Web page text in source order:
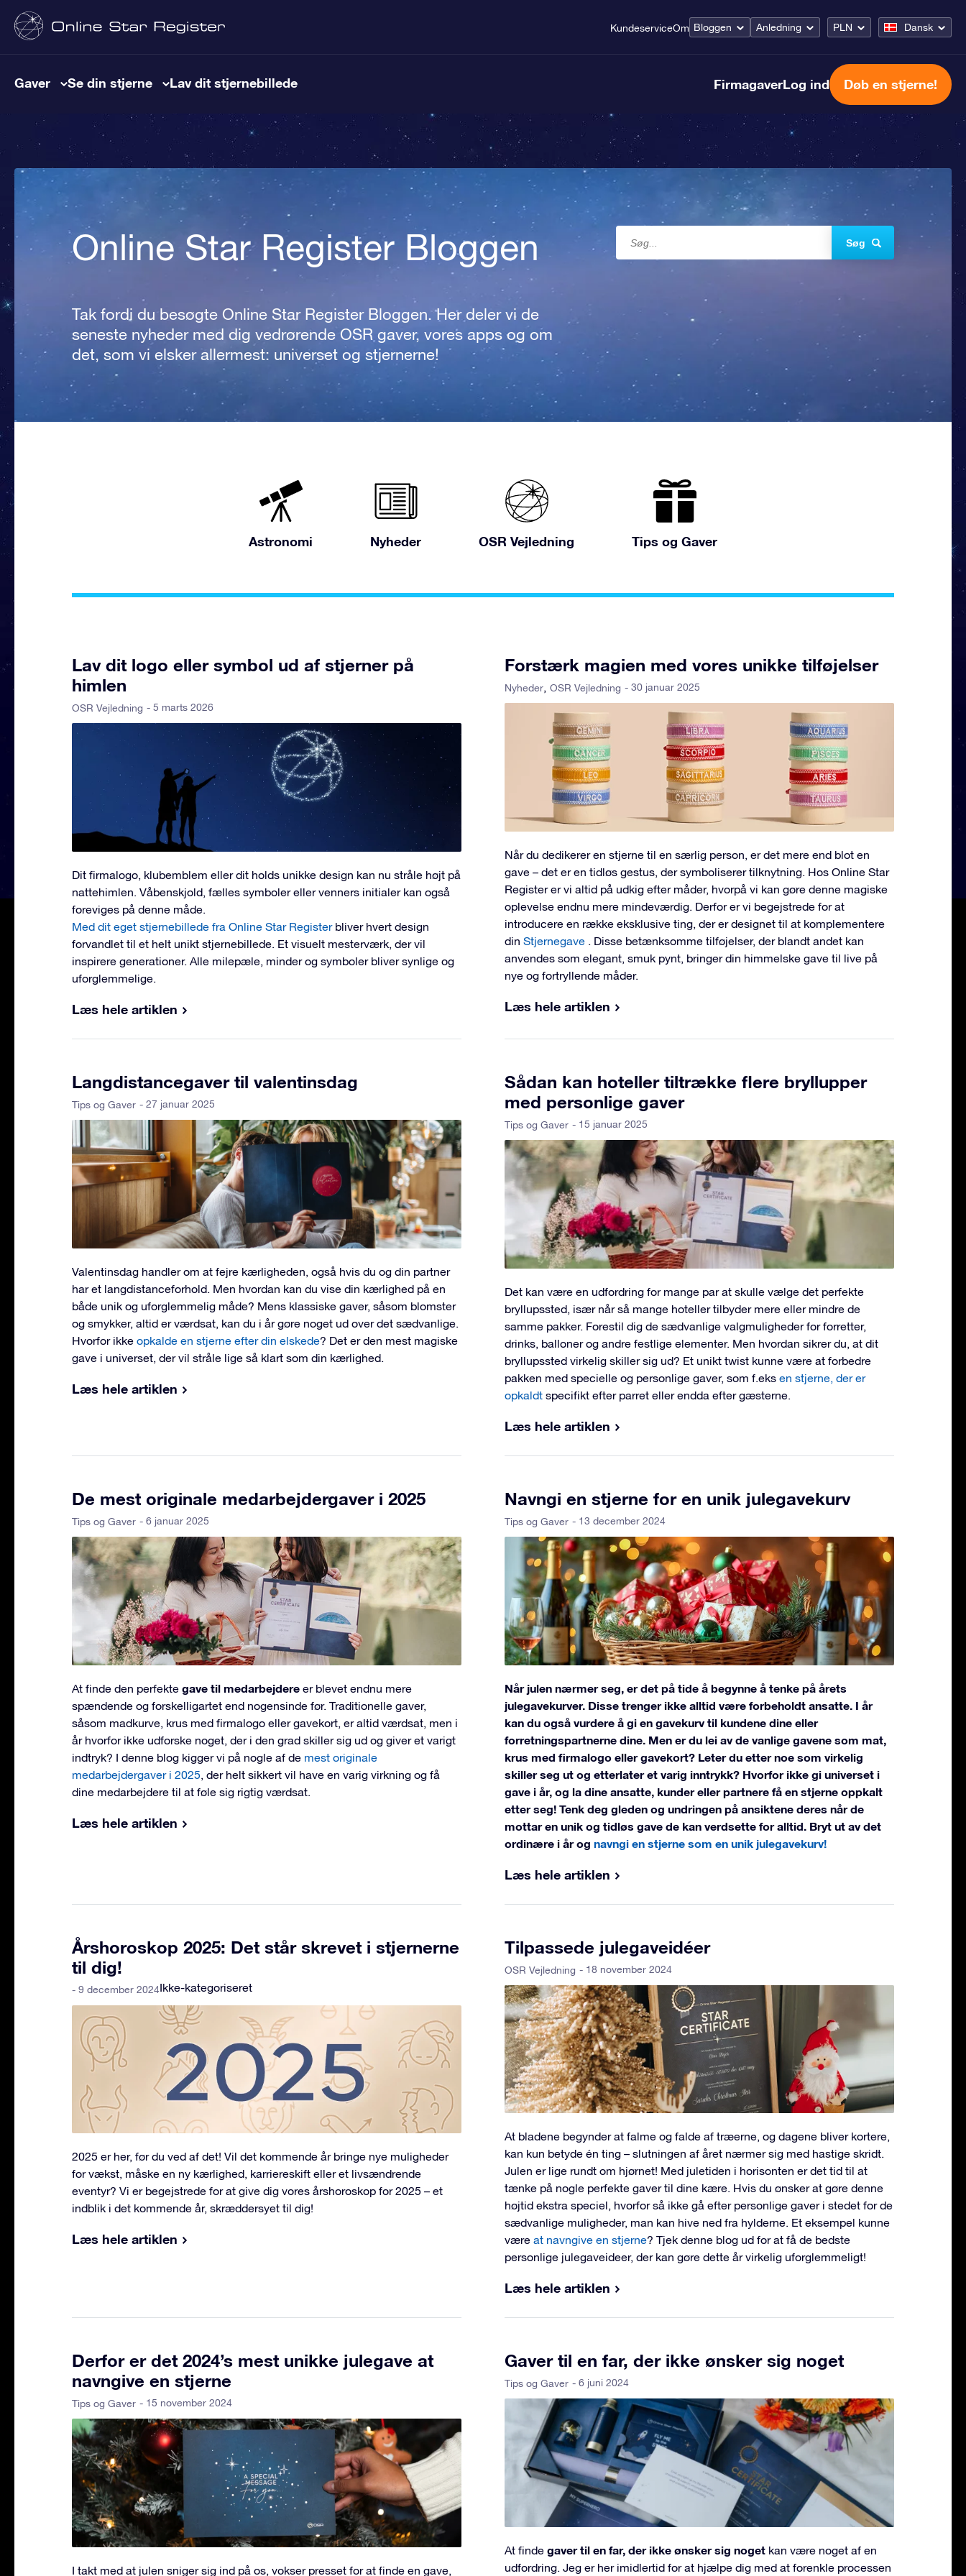
KundeserviceOm Bloggen Anledning PLN Dansk
Gaver Se din stjerne Lav dit stjernebillede FirmagaverLog ind Døb en stjerne!
Online Star Register Bloggen
Tak fordi du besøgte Online Star Register Bloggen. Her deler vi de
seneste nyheder med dig vedrørende OSR gaver, vores apps og om
det, som vi elsker allermest: universet og stjernerne!
Søg
Astronomi Nyheder OSR Vejledning Tips og Gaver
Lav dit logo eller symbol ud af stjerner på
himlen
OSR Vejledning - 5 marts 2026
Dit firmalogo, klubemblem eller dit holds unikke design kan nu stråle højt på
nattehimlen. Våbenskjold, fælles symboler eller venners initialer kan også
foreviges på denne måde.
Med dit eget stjernebillede fra Online Star Registerbliver hvert design
forvandlet til et helt unikt stjernebillede. Et visuelt mesterværk, der vil
inspirere generationer. Alle milepæle, minder og symboler bliver synlige og
uforglemmelige.
Læs hele artiklen
Forstærk magien med vores unikke tilføjelser
Nyheder OSR Vejledning - 30 januar 2025
Når du dedikerer en stjerne til en særlig person, er det mere end blot en
gave – det er en tidløs gestus, der symboliserer tilknytning. Hos Online Star
Register er vi altid på udkig efter måder, hvorpå vi kan gøre denne magiske
oplevelse endnu mere mindeværdig. Derfor er vi begejstrede for at
introducere en række eksklusive ting, der er designet til at komplementere
din Stjernegave . Disse betænksomme tilføjelser, der blandt andet kan
anvendes som elegant, smuk pynt, bringer din himmelske gave til live på
nye og fortryllende måder.
Læs hele artiklen
Langdistancegaver til valentinsdag
Tips og Gaver - 27 januar 2025
Valentinsdag handler om at fejre kærligheden, også hvis du og din partner
har et langdistanceforhold. Men hvordan kan du vise din kærlighed på en
både unik og uforglemmelig måde? Mens klassiske gaver, såsom blomster
og smykker, altid er værdsat, kan du i år gøre noget ud over det sædvanlige.
Hvorfor ikke opkalde en stjerne efter din elskede? Det er den mest magiske
gave i universet, der vil stråle lige så klart som din kærlighed.
Læs hele artiklen
Sådan kan hoteller tiltrække flere bryllupper
med personlige gaver
Tips og Gaver - 15 januar 2025
Det kan være en udfordring for mange par at skulle vælge det perfekte
bryllupssted, især når så mange hoteller tilbyder mere eller mindre de
samme pakker. Forestil dig de sædvanlige valgmuligheder for forretter,
drinks, balloner og andre festlige elementer. Men hvordan sikrer du, at dit
bryllupssted virkelig skiller sig ud? Et unikt twist kunne være at forbedre
pakken med specielle og personlige gaver, som f.eks en stjerne, der er
opkaldt specifikt efter parret eller endda efter gæsterne.
Læs hele artiklen
De mest originale medarbejdergaver i 2025
Tips og Gaver - 6 januar 2025
At finde den perfekte gave til medarbejdere er blevet endnu mere
spændende og forskelligartet end nogensinde før. Traditionelle gaver,
såsom madkurve, krus med firmalogo eller gavekort, er altid værdsat, men i
år hvorfor ikke udforske noget, der i den grad skiller sig ud og giver et varigt
indtryk? I denne blog kigger vi på nogle af de mest originale
medarbejdergaver i 2025 , der helt sikkert vil have en varig virkning og få
dine medarbejdere til at føle sig rigtig værdsat.
Læs hele artiklen
Navngi en stjerne for en unik julegavekurv
Tips og Gaver - 13 december 2024
Når julen nærmer seg, er det på tide å begynne å tenke på årets
julegavekurver. Disse trenger ikke alltid være forbeholdt ansatte. I år
kan du også vurdere å gi en gavekurv til kundene dine eller
forretningspartnerne dine. Men er du lei av de vanlige gavene som mat,
krus med firmalogo eller gavekort? Leter du etter noe som virkelig
skiller seg ut og etterlater et varig inntrykk? Hvorfor ikke gi universet i
gave i år, og la dine ansatte, kunder eller partnere få en stjerne oppkalt
etter seg! Tenk deg gleden og undringen på ansiktene deres når de
mottar en unik og tidløs gave de kan verdsette for alltid. Bryt ut av det
ordinære i år og navngi en stjerne som en unik julegavekurv!
Læs hele artiklen
Årshoroskop 2025: Det står skrevet i stjernerne
til dig!
Ikke-kategoriseret
- 9 december 2024
2025 er her, før du ved af det! Vil det kommende år bringe nye muligheder
for vækst, måske en ny kærlighed, karriereskift eller et livsændrende
eventyr? Vi er begejstrede for at give dig vores årshoroskop for 2025 – et
indblik i det kommende år, skræddersyet til dig!
Læs hele artiklen
Tilpassede julegaveidéer
OSR Vejledning - 18 november 2024
At bladene begynder at falme og falde af træerne, og dagene bliver kortere,
kan kun betyde én ting – slutningen af året nærmer sig med hastige skridt.
Julen er lige rundt om hjørnet! Med juletiden i horisonten er det tid til at
tænke på nogle perfekte gaver til dine kære. Hvis du ønsker at gøre denne
højtid ekstra speciel, hvorfor så ikke gå efter personlige gaver i stedet for de
sædvanlige muligheder, man kan hive ned fra hylderne. Et eksempel kunne
være at navngive en stjerne? Tjek denne blog ud for at få de bedste
personlige julegaveideer, der kan gøre dette år virkelig uforglemmeligt!
Læs hele artiklen
Derfor er det 2024’s mest unikke julegave at
navngive en stjerne
Tips og Gaver - 15 november 2024
I takt med at julen sniger sig ind på os, vokser presset for at finde en gave,
Gaver til en far, der ikke ønsker sig noget
Tips og Gaver - 6 juni 2024
At finde gaver til en far, der ikke ønsker sig noget kan være noget af en
udfordring. Jeg er her imidlertid for at hjælpe dig med at forenkle processen